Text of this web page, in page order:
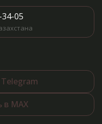
05
в MAX